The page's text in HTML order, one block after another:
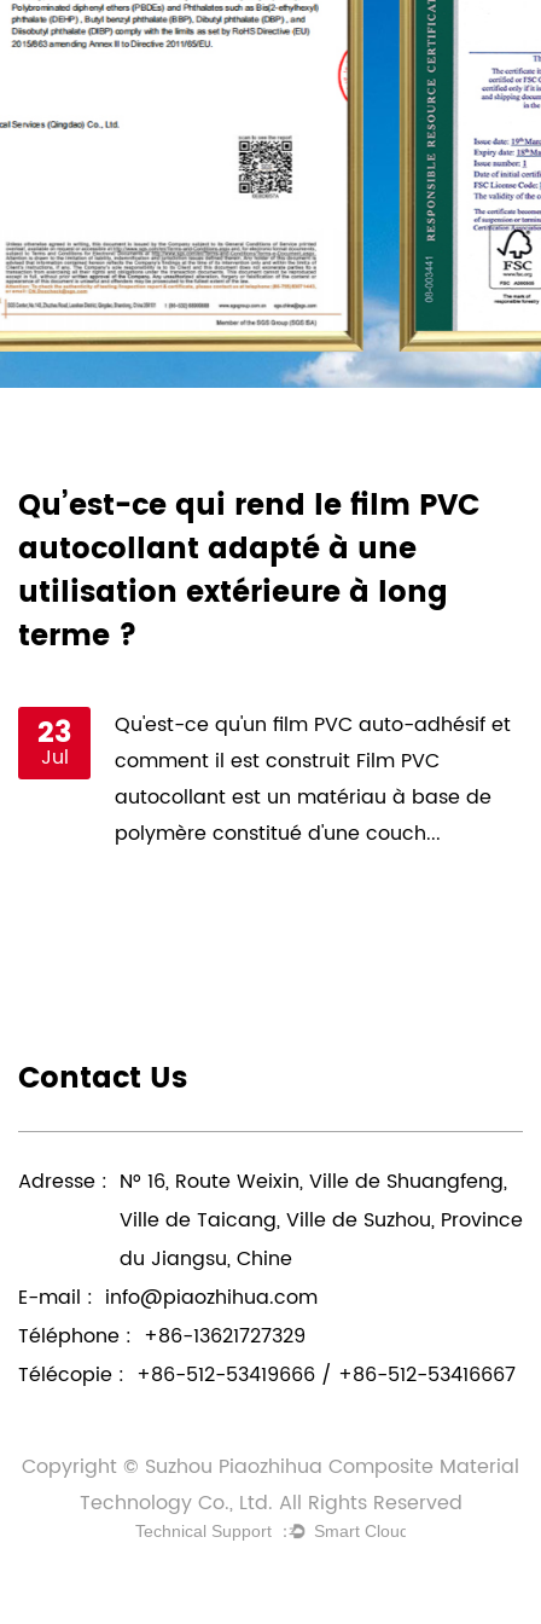
Amériques, l'Afrique et d'autres régions, et sont
devenus un fournisseur stable à long terme.
Qu’est-ce qui rend le film PVC
autocollant adapté à une
utilisation extérieure à long
terme ?
23
Jul
Qu'est-ce qu'un film PVC auto-adhésif et
comment il est construit Film PVC
autocollant est un matériau à base de
polymère constitué d'une couch...
Contact Us
Adresse : N° 16, Route Weixin, Ville de Shuangfeng,
Ville de Taicang, Ville de Suzhou, Province
du Jiangsu, Chine
E-mail : info@piaozhihua.com
Téléphone : +86-13621727329
Télécopie : +86-512-53419666 / +86-512-53416667
Copyright © Suzhou Piaozhihua Composite Material
Technology Co., Ltd. All Rights Reserved